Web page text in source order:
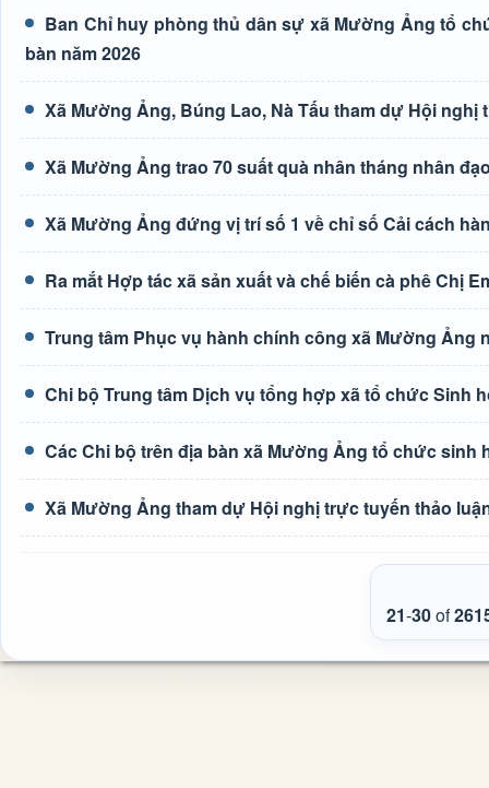
Ban Chỉ huy phòng thủ dân sự xã Mường Ảng tổ
bàn năm 2026
Xã Mường Ảng, Búng Lao, Nà Tấu tham dự Hội
Xã Mường Ảng trao 70 suất quà nhân tháng nhân
Xã Mường Ảng đứng vị trí số 1 về chỉ số Cải cách
Ra mắt Hợp tác xã sản xuất và chế biến cà phê Chị
Trung tâm Phục vụ hành chính công xã Mường Ảng
Chi bộ Trung tâm Dịch vụ tổng hợp xã tổ chức Sinh
Các Chi bộ trên địa bàn xã Mường Ảng tổ chức sinh
Xã Mường Ảng tham dự Hội nghị trực tuyến thảo
21-30of